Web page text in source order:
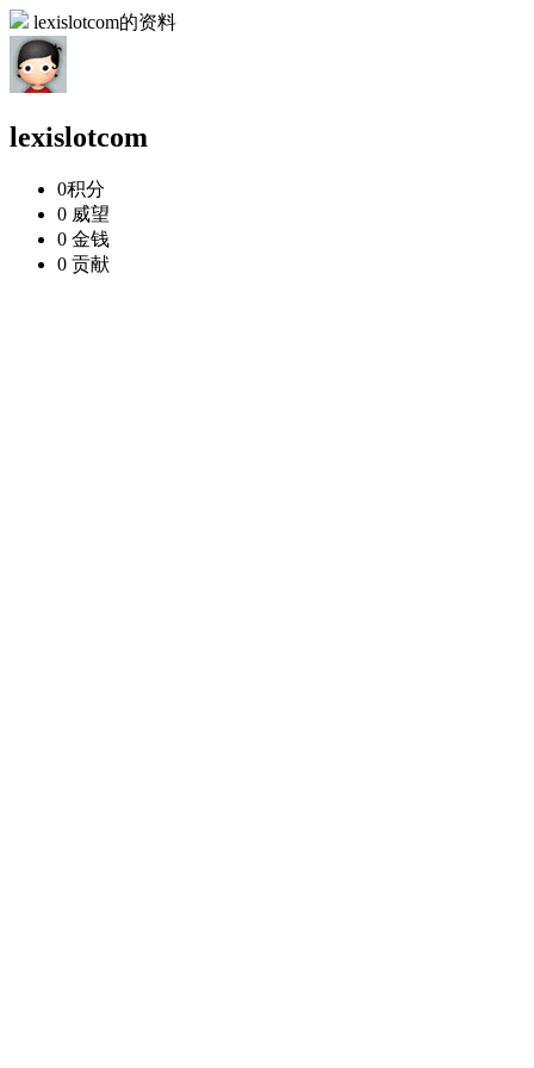
lexislotcom的资料
lexislotcom
0积分
0 威望
0 金钱
0 贡献